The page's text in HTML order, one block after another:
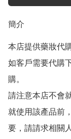
簡介
本店提供藥妝代
如客戶需要代購
購。
請注意本店不會
就使用該產品前
要，請請求相關